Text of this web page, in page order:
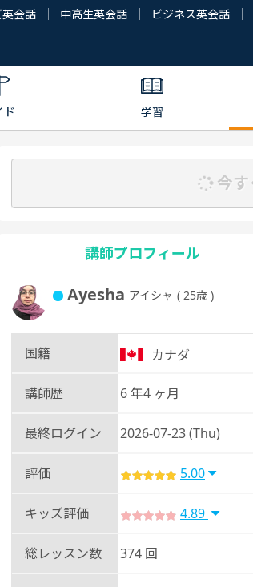
会話 中高生英会話 ビジネス英会話
ド 学習
今
講師プロフィール
Ayesha アイシャ ( 25歳 )
国籍 カナダ
講師歴 6 年4 ヶ月
最終ログイン 2026-07-23 (Thu)
評価 5.00
キッズ評価 4.89
総レッスン数 374 回